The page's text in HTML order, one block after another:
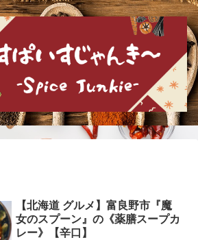
【北海道 グルメ】富良野市『魔
女のスプーン』の《薬膳スープカ
レー》【辛口】